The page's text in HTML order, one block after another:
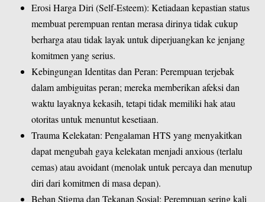
Erosi Harga Diri (Self-Esteem): Ketiadaan kepastian status
membuat perempuan rentan merasa dirinya tidak cukup
berharga atau tidak layak untuk diperjuangkan ke jenjang
komitmen yang serius.
Kebingungan Identitas dan Peran: Perempuan terjebak
dalam ambiguitas peran; mereka memberikan afeksi dan
waktu layaknya kekasih, tetapi tidak memiliki hak atau
otoritas untuk menuntut kesetiaan.
Trauma Kelekatan: Pengalaman HTS yang menyakitkan
dapat mengubah gaya kelekatan menjadi anxious (terlalu
cemas) atau avoidant (menolak untuk percaya dan menutup
diri dari komitmen di masa depan).
Beban Stigma dan Tekanan Sosial: Perempuan sering kali